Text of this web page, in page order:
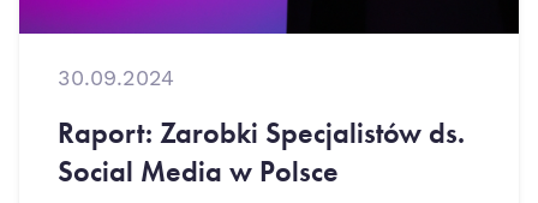
30.09.2024
Raport: Zarobki Specjalistów ds.
Social Media w Polsce